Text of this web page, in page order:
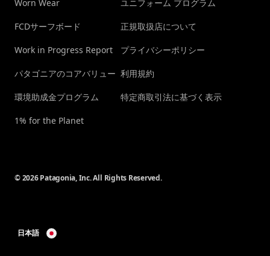
Worn Wear
FCDサーフボード
Work in Progress Report
パタゴニアのコアバリュー
環境助成金プログラム
1% for the Planet
ユニフォーム プログラム
正規取扱店について
プライバシーポリシー
利用規約
特定商取引法に基づく表示
© 2026 Patagonia, Inc. All Rights Reserved.
日本語